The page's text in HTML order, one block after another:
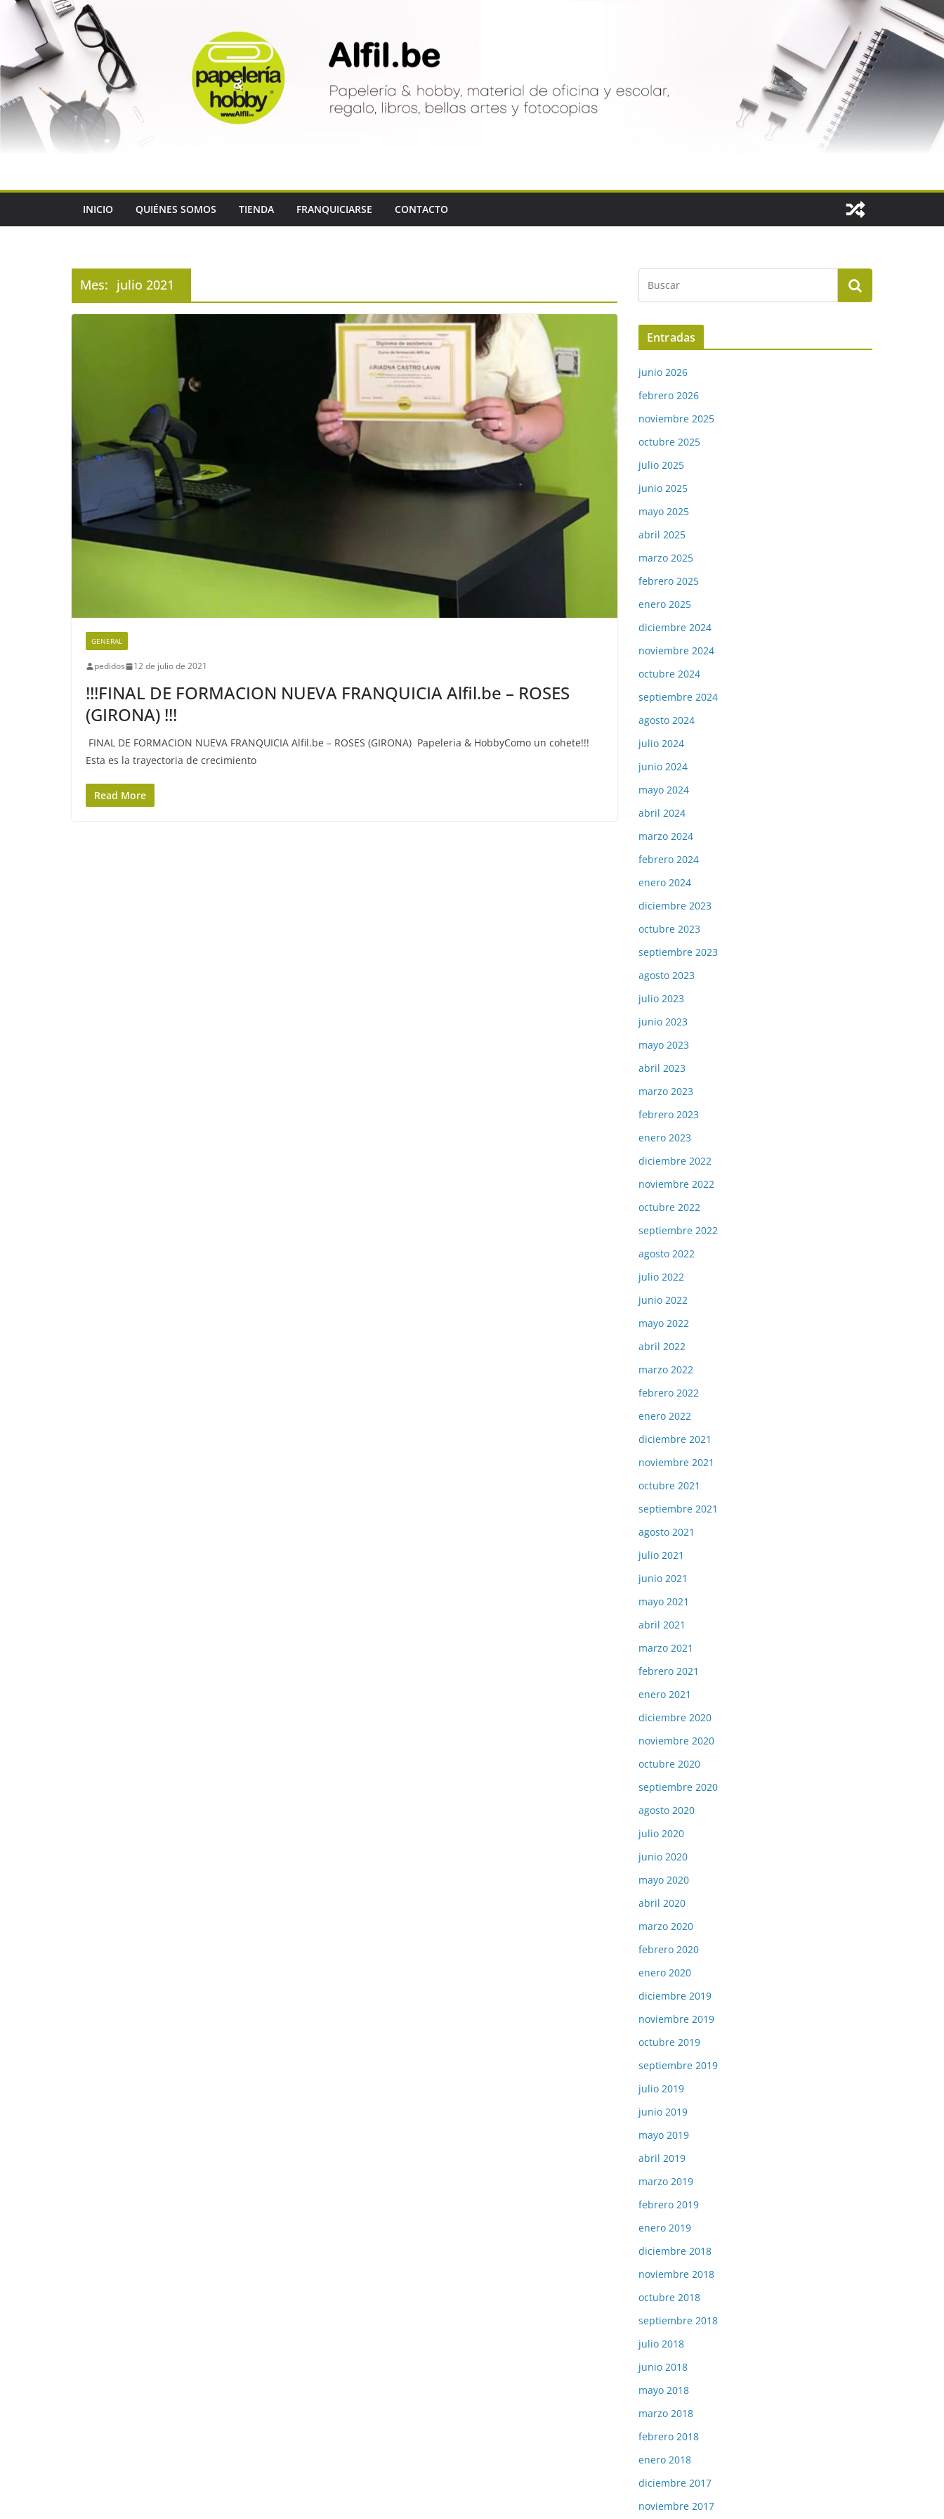
Saltar
contenido
INICIO QUIÉNES SOMOS TIENDA FRANQUICIARSE CONTACTO
Mes: julio 2021
GENERAL
pedidos 12 de julio de 2021
!!!FINAL DE FORMACION NUEVA FRANQUICIA Alfil.be – ROSES
(GIRONA) !!!
FINAL DE FORMACION NUEVA FRANQUICIA Alfil.be – ROSES (GIRONA) Papeleria & HobbyComo un cohete!!!
Esta es la trayectoria de crecimiento
Read More
Entradas
junio 2026
febrero 2026
noviembre 2025
octubre 2025
julio 2025
junio 2025
mayo 2025
abril 2025
marzo 2025
febrero 2025
enero 2025
diciembre 2024
noviembre 2024
octubre 2024
septiembre 2024
agosto 2024
julio 2024
junio 2024
mayo 2024
abril 2024
marzo 2024
febrero 2024
enero 2024
diciembre 2023
octubre 2023
septiembre 2023
agosto 2023
julio 2023
junio 2023
mayo 2023
abril 2023
marzo 2023
febrero 2023
enero 2023
diciembre 2022
noviembre 2022
octubre 2022
septiembre 2022
agosto 2022
julio 2022
junio 2022
mayo 2022
abril 2022
marzo 2022
febrero 2022
enero 2022
diciembre 2021
noviembre 2021
octubre 2021
septiembre 2021
agosto 2021
julio 2021
junio 2021
mayo 2021
abril 2021
marzo 2021
febrero 2021
enero 2021
diciembre 2020
noviembre 2020
octubre 2020
septiembre 2020
agosto 2020
julio 2020
junio 2020
mayo 2020
abril 2020
marzo 2020
febrero 2020
enero 2020
diciembre 2019
noviembre 2019
octubre 2019
septiembre 2019
julio 2019
junio 2019
mayo 2019
abril 2019
marzo 2019
febrero 2019
enero 2019
diciembre 2018
noviembre 2018
octubre 2018
septiembre 2018
julio 2018
junio 2018
mayo 2018
marzo 2018
febrero 2018
enero 2018
diciembre 2017
noviembre 2017